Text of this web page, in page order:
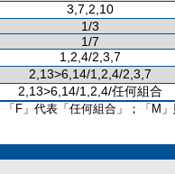
3,7,2,10
1/3
1/7
1,2,4/2,3,7
2,13>6,14/1,2,4/2,3,7
2,13>6,14/1,2,4/任何組合
F」代表「任何組合」；「M